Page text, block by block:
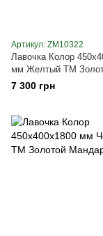
Артикул: ZM10322
Лавочка Колор
мм Желтый ТМ
Мандарин
7 300 грн